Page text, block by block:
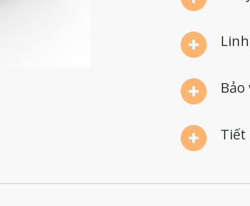
Tiết